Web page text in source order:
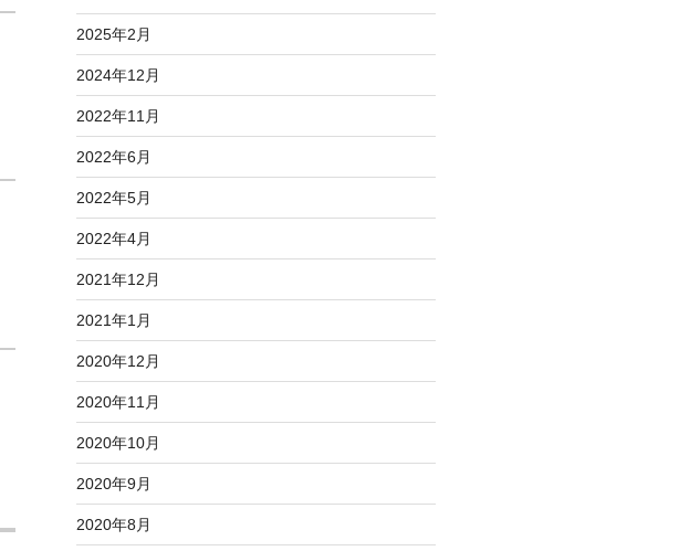
2025年2月
2024年12月
2022年11月
2022年6月
2022年5月
2022年4月
2021年12月
2021年1月
2020年12月
2020年11月
2020年10月
2020年9月
2020年8月